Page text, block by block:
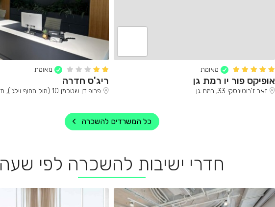
מאומת
אופיקס פור יו רמת גן
זאב ז'בוטינסקי 33, רמת גן
מאומת
ריג'ס חדרה
פרופ דן שטכמן 10 (מול החוף וילג'), חדרה
כל המשרדים להשכרה
חדרי ישיבות להשכרה לפי שעה